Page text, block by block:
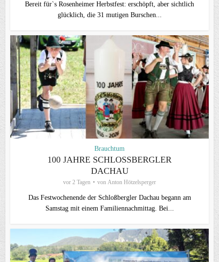
Bereit für`s Rosenheimer Herbstfest: erschöpft, aber sichtlich
glücklich, die 31 mutigen Burschen...
Brauchtum
100 JAHRE SCHLOSSBERGLER D
ACHAU
vor 2 Tagen von Anton Hötzelsperger
Das Festwochenende der Schloßbergler Dachau begann am
Samstag mit einem Familiennachmittag. Bei...